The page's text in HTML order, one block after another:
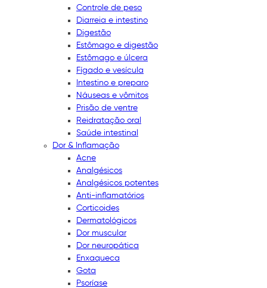
Controle de peso
Diarreia e intestino
Digestão
Estômago e digestão
Estômago e úlcera
Fígado e vesícula
Intestino e preparo
Náuseas e vômitos
Prisão de ventre
Reidratação oral
Saúde intestinal
Dor & Inflamação
Acne
Analgésicos
Analgésicos potentes
Anti-inflamatórios
Corticoides
Dermatológicos
Dor muscular
Dor neuropática
Enxaqueca
Gota
Psoríase